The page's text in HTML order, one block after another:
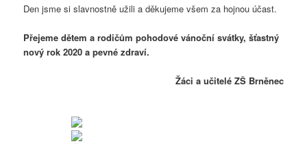
Den jsme si slavnostně užili a děkujeme všem za hojnou účast.
Přejeme dětem a rodičům pohodové vánoční svátky, šťastný
nový rok 2020 a pevné zdraví.
Žáci a učitelé ZŠ Brněnec